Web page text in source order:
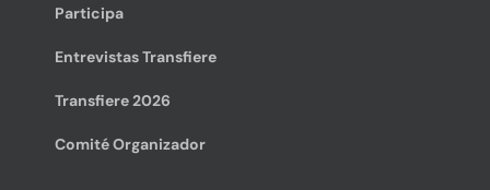
Participa
Entrevistas Transfiere
Transfiere 2026
Comité Organizador